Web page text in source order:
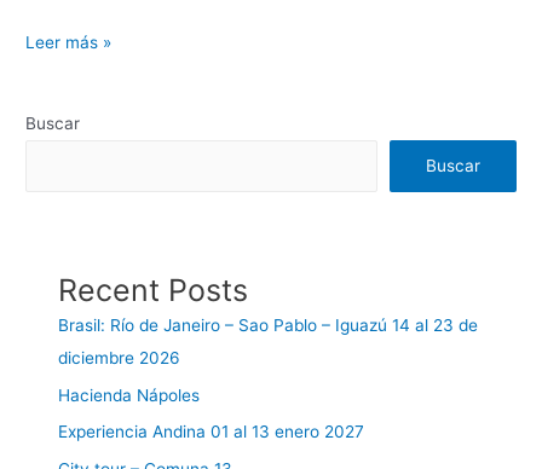
Leer más »
Buscar
Buscar
Recent Posts
Brasil: Río de Janeiro – Sao Pablo – Iguazú 14 al 23 de
diciembre 2026
Hacienda Nápoles
Experiencia Andina 01 al 13 enero 2027